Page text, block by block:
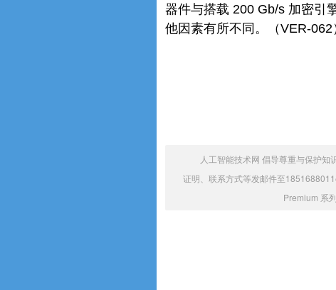
器件与搭载 200 Gb/s 加密引
他因素有所不同。（VER-062
人工智能技术网 倡导尊重与保护
证明、联系方式等发邮件至
Premium 系